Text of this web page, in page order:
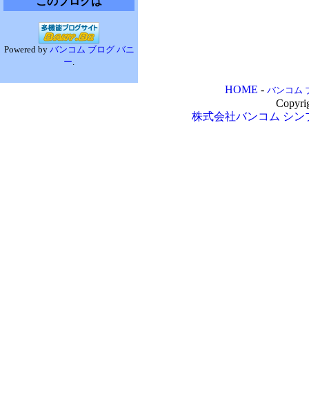
Powered by バンコム ブログ バニ
ー.
HOME - バンコム
株式会社バンコム シン